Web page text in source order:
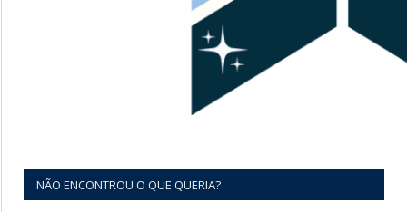
NÃO ENCONTROU O QUE QUERIA?